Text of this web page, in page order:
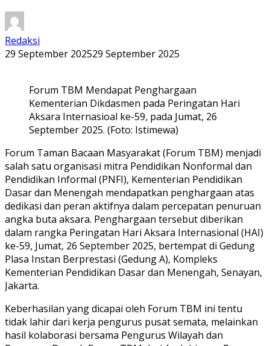
Redaksi
29 September 202529 September 2025
Forum TBM Mendapat Penghargaan
Kementerian Dikdasmen pada Peringatan Hari
Aksara Internasioal ke-59, pada Jumat, 26
September 2025. (Foto: Istimewa)
Forum Taman Bacaan Masyarakat (Forum TBM) menjadi
salah satu organisasi mitra Pendidikan Nonformal dan
Pendidikan Informal (PNFI), Kementerian Pendidikan
Dasar dan Menengah mendapatkan penghargaan atas
dedikasi dan peran aktifnya dalam percepatan penuruan
angka buta aksara. Penghargaan tersebut diberikan
dalam rangka Peringatan Hari Aksara Internasional (HAI)
ke-59, Jumat, 26 September 2025, bertempat di Gedung
Plasa Instan Berprestasi (Gedung A), Kompleks
Kementerian Pendidikan Dasar dan Menengah, Senayan,
Jakarta.
Keberhasilan yang dicapai oleh Forum TBM ini tentu
tidak lahir dari kerja pengurus pusat semata, melainkan
hasil kolaborasi bersama Pengurus Wilayah dan